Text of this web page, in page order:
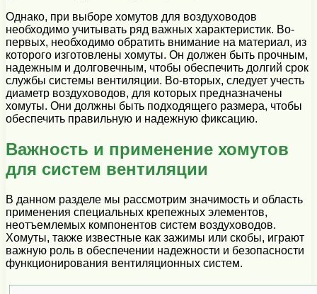
Однако, при выборе хомутов для воздуховодов
необходимо учитывать ряд важных характеристик. Во-
первых, необходимо обратить внимание на материал, из
которого изготовлены хомуты. Он должен быть прочным,
надежным и долговечным, чтобы обеспечить долгий срок
службы системы вентиляции. Во-вторых, следует учесть
диаметр воздуховодов, для которых предназначены
хомуты. Они должны быть подходящего размера, чтобы
обеспечить правильную и надежную фиксацию.
Важность и применение хомутов
для систем вентиляции
В данном разделе мы рассмотрим значимость и область
применения специальных крепежных элементов,
неотъемлемых компонентов систем воздуховодов.
Хомуты, также известные как зажимы или скобы, играют
важную роль в обеспечении надежности и безопасности
функционирования вентиляционных систем.